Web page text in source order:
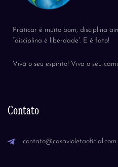
Praticar é muito bom, disciplina
“disciplina é liberdade”. E é fato!
Viva o seu espirito! Viva o seu
Contato